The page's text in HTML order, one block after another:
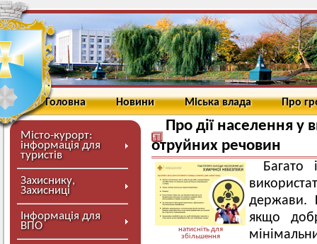
Головна Новини Міська влада Про
Місто-курорт:
інформація для
туристів
Захиснику,
Захисниці
Інформація для
ВПО
Про дії населення у
отруйних речовин
натисніть для
збільшення
держави.
якщо